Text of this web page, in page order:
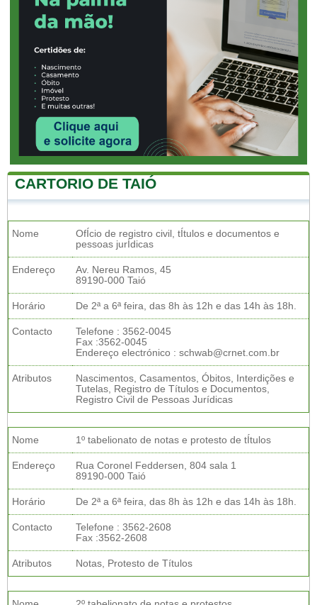
CARTORIO DE TAIÓ
Nome
OfÍcio de registro civil, tÍtulos e documentos e
pessoas jurÍdicas
Endereço
Av. Nereu Ramos, 45
89190-000 Taió
Horário De 2ª a 6ª feira, das 8h às 12h e das 14h às 18h.
Contacto
Telefone : 3562-0045
Fax :3562-0045
Endereço electrónico : schwab@crnet.com.br
Atributos
Nascimentos, Casamentos, Óbitos, Interdições e
Tutelas, Registro de Títulos e Documentos,
Registro Civil de Pessoas Jurídicas
Nome 1º tabelionato de notas e protesto de tÍtulos
Endereço
Rua Coronel Feddersen, 804 sala 1
89190-000 Taió
Horário De 2ª a 6ª feira, das 8h às 12h e das 14h às 18h.
Contacto
Telefone : 3562-2608
Fax :3562-2608
Atributos Notas, Protesto de Títulos